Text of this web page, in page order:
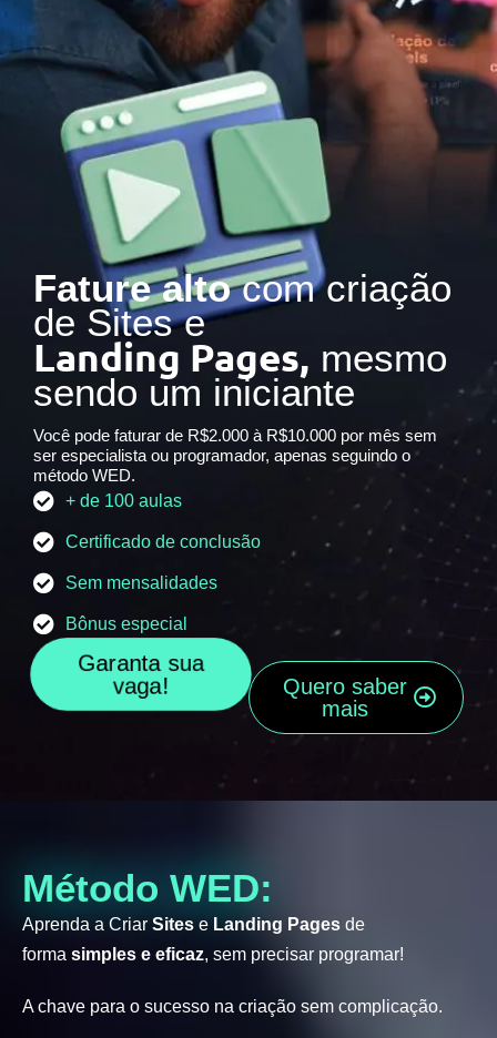
Fature altocom criação
de Sites e
Landing Pages, mesmo
sendo um iniciante
Você pode faturar de R$2.000 à R$10.000 por mês sem
ser especialista ou programador, apenas seguindo o
método WED.
+ de 100 aulas
Certificado de conclusão
Sem mensalidades
Bônus especial
Garanta sua
vaga!
Quero saber
mais
Método WED:
Aprenda a Criar Sites e Landing Pages de
forma simples e eficaz, sem precisar programar!
A chave para o sucesso na criação sem complicação.